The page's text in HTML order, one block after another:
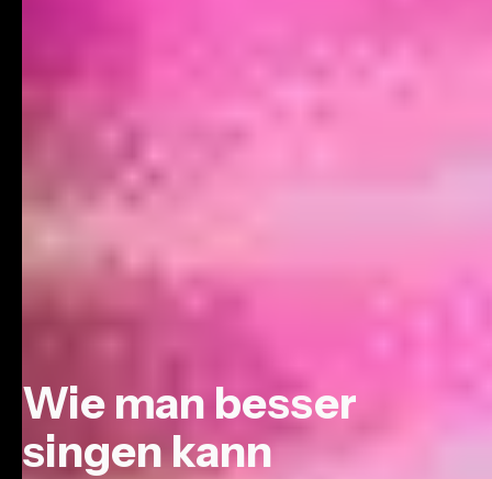
Wie man besser
singen kann